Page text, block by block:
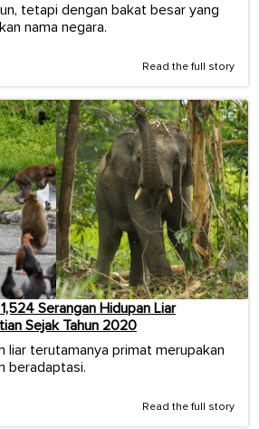
tetapi dengan bakat besar yang
nama negara.
Read the full story
Serangan Hidupan Liar
Sejak Tahun 2020
liar terutamanya primat merupakan
beradaptasi.
Read the full story